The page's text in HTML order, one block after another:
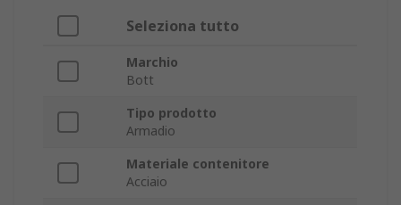
Seleziona tutto
Marchio
Bott
Tipo prodotto
Armadio
Materiale contenitore
Acciaio